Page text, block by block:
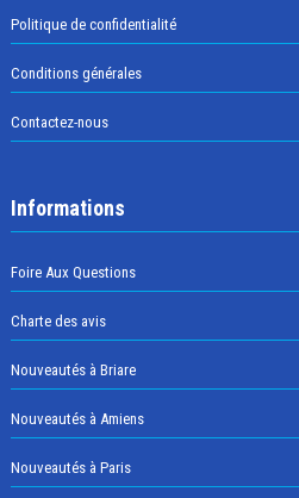
Politique de confidentialité
Conditions générales
Contactez-nous
Informations
Foire Aux Questions
Charte des avis
Nouveautés à Briare
Nouveautés à Amiens
Nouveautés à Paris